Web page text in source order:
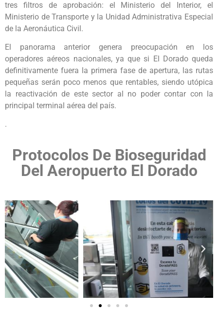
tres filtros de aprobación: el Ministerio del Interior, el
Ministerio de Transporte y la Unidad Administrativa Especial
de la Aeronáutica Civil.
El panorama anterior genera preocupación en los
operadores aéreos nacionales, ya que si El Dorado queda
definitivamente fuera la primera fase de apertura, las rutas
pequeñas serán poco menos que rentables, siendo utópica
la reactivación de este sector al no poder contar con la
principal terminal aérea del país.
.
Protocolos De Bioseguridad
Del Aeropuerto El Dorado